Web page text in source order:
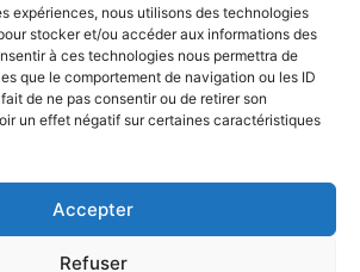
expériences, nous utilisons des technologies
stocker et/ou accéder aux informations des
à ces technologies nous permettra de
que le comportement de navigation ou les ID
de ne pas consentir ou de retirer son
un effet négatif sur certaines caractéristiques
Accepter
Refuser
& Politique de confidentialité